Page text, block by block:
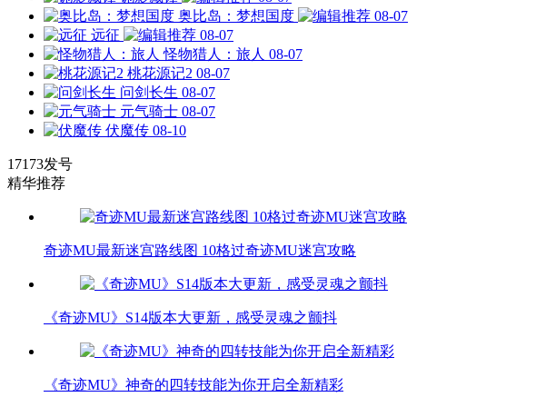
奥比岛：梦想国度
08-07
远征
08-07
怪物猎人：旅人 08-07
桃花源记2 08-07
问剑长生 08-07
元气骑士 08-07
伏魔传 08-10
17173发号
精华推荐
奇迹MU最新迷宫路线图 10格过奇迹MU迷宫攻略
《奇迹MU》S14版本大更新，感受灵魂之颤抖
《奇迹MU》神奇的四转技能为你开启全新精彩